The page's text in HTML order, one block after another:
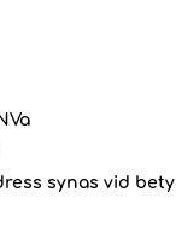
synas vid